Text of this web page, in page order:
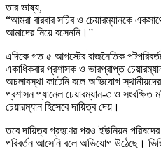
তার ভাষ্য,
“আমরা বারবার সচিব ও চেয়ারম্যানকে
আমাদের নিয়ে বসেননি।”
এদিকে গত ৫ আগস্টের রাজনৈতিক
একাধিকবার প্রশাসক ও ভারপ্রাপ্ত
অচলাবস্থা কাটেনি বলে অভিযোগ
প্রশাসন প্যানেল চেয়ারম্যান-৩ ও
চেয়ারম্যান হিসেবে দায়িত্ব দেয়।
তবে দায়িত্ব গ্রহণের পরও ইউনিয়ন
পরিবর্তন আসেনি বলে অভিযোগ উঠেছে।